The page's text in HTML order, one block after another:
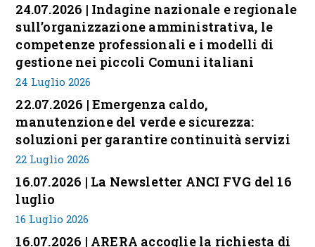
24.07.2026 | Indagine nazionale e regionale
sull’organizzazione amministrativa, le
competenze professionali e i modelli di
gestione nei piccoli Comuni italiani
24 Luglio 2026
22.07.2026 | Emergenza caldo,
manutenzione del verde e sicurezza:
soluzioni per garantire continuità servizi
22 Luglio 2026
16.07.2026 | La Newsletter ANCI FVG del 16
luglio
16 Luglio 2026
16.07.2026 | ARERA accoglie la richiesta di